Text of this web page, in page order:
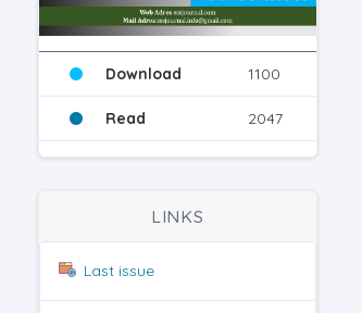
Download 1100
Read 2047
LINKS
Last issue